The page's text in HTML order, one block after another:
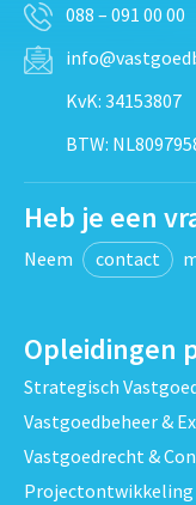
088 – 091 00 00
KvK: 34153807
BTW:
Heb je een
Neem contact
Opleidingen
Strategisch
Vastgoedbeheer &
Vastgoedrecht &
Projectontwikkeling